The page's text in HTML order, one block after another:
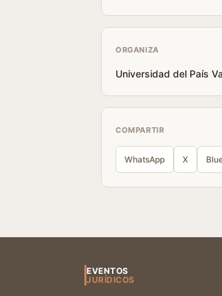
ORGANIZA
Universidad del País
COMPARTIR
WhatsApp X
EVENTOS
JURÍDICOS